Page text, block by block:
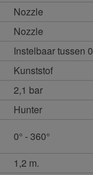
Nozzle
Nozzle
Instelbaar tussen
Kunststof
2,1 bar
Hunter
0° - 360°
1,2 m.